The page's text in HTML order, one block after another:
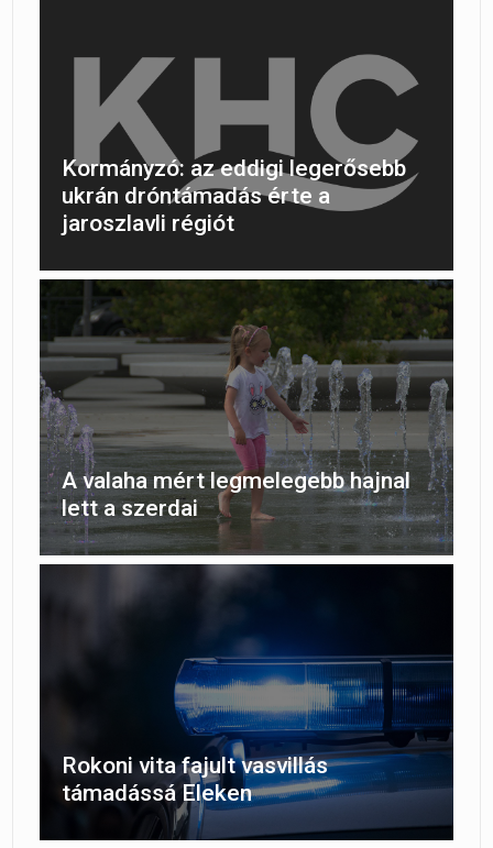
Kormányzó: az eddigi legerősebb
ukrán dróntámadás érte a
jaroszlavli régiót
A valaha mért legmelegebb hajnal
lett a szerdai
Rokoni vita fajult vasvillás
támadássá Eleken